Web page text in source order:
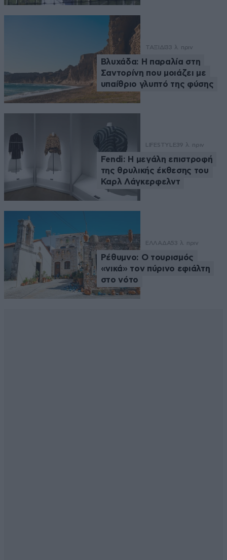
ΤΑΞΙΔΙ33 λ. πριν
Βλυχάδα: Η παραλία στη
Σαντορίνη που μοιάζει με
υπαίθριο γλυπτό της φύσης
LIFESTYLE39 λ. πριν
Fendi: Η μεγάλη επιστροφή
της θρυλικής έκθεσης του
Καρλ Λάγκερφελντ
ΕΛΛΑΔΑ53 λ. πριν
Ρέθυμνο: Ο τουρισμός
«νικά» τον πύρινο εφιάλτη
στο νότο